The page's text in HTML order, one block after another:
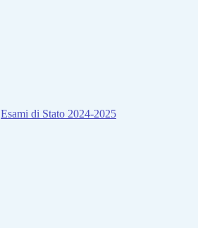
Esami di Stato 2024-2025